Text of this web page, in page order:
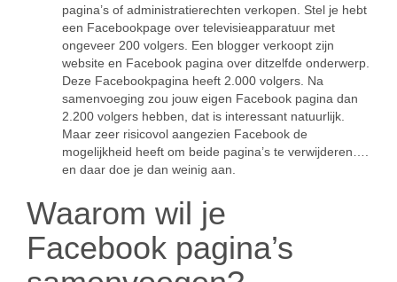
pagina’s of administratierechten verkopen. Stel je hebt
een Facebookpage over televisieapparatuur met
ongeveer 200 volgers. Een blogger verkoopt zijn
website en Facebook pagina over ditzelfde onderwerp.
Deze Facebookpagina heeft 2.000 volgers. Na
samenvoeging zou jouw eigen Facebook pagina dan
2.200 volgers hebben, dat is interessant natuurlijk.
Maar zeer risicovol aangezien Facebook de
mogelijkheid heeft om beide pagina’s te verwijderen….
en daar doe je dan weinig aan.
Waarom wil je
Facebook pagina’s